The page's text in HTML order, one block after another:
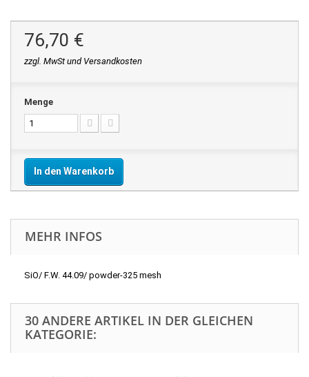
76,70 €
zzgl. MwSt und Versandkosten
Menge
In den Warenkorb
MEHR INFOS
SiO/ F.W. 44.09/ powder-325 mesh
30 ANDERE ARTIKEL IN DER GLEICHEN
KATEGORIE: